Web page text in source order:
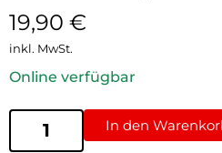
19,90 €
inkl. MwSt.
Online verfügbar
In den